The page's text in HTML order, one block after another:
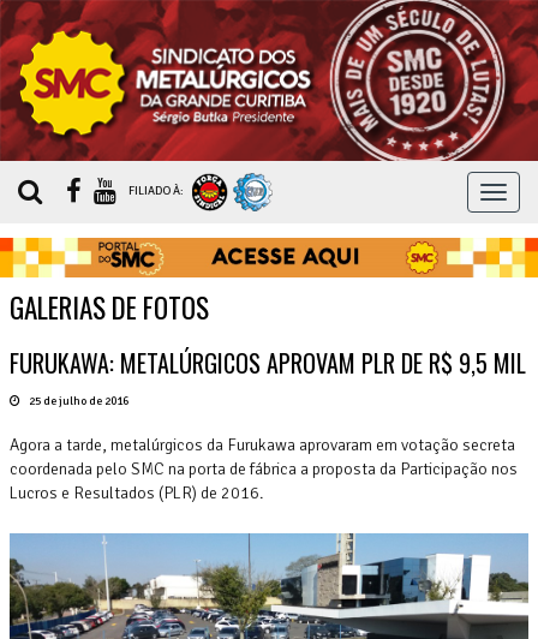
MENU
FILIADO À:
GALERIAS DE FOTOS
FURUKAWA: METALÚRGICOS APROVAM PLR DE R$ 9,5 MIL
25 de julho de 2016
Agora a tarde, metalúrgicos da Furukawa aprovaram em votação secreta
coordenada pelo SMC na porta de fábrica a proposta da Participação nos
Lucros e Resultados (PLR) de 2016.